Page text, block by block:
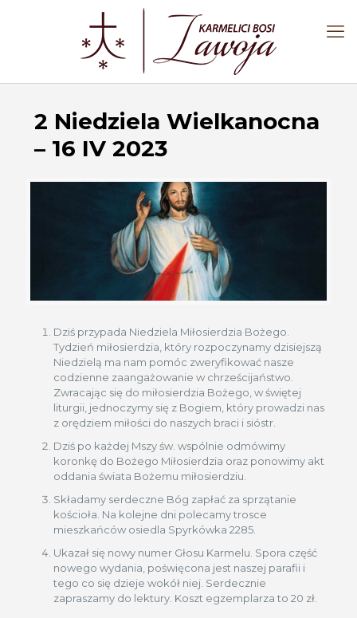
2 Niedziela Wielkanocna
– 16 IV 2023
Dziś przypada Niedziela Miłosierdzia Bożego.
Tydzień miłosierdzia, który rozpoczynamy dzisiejszą
Niedzielą ma nam pomóc zweryfikować nasze
codzienne zaangażowanie w chrześcijaństwo.
Zwracając się do miłosierdzia Bożego, w świętej
liturgii, jednoczymy się z Bogiem, który prowadzi nas
z orędziem miłości do naszych braci i sióstr.
Dziś po każdej Mszy św. wspólnie odmówimy
koronkę do Bożego Miłosierdzia oraz ponowimy akt
oddania świata Bożemu miłosierdziu.
Składamy serdeczne Bóg zapłać za sprzątanie
kościoła. Na kolejne dni polecamy trosce
mieszkańców osiedla Spyrkówka 2285.
Ukazał się nowy numer Głosu Karmelu. Spora część
nowego wydania, poświęcona jest naszej parafii i
tego co się dzieje wokół niej. Serdecznie
zapraszamy do lektury. Koszt egzemplarza to 20 zł.